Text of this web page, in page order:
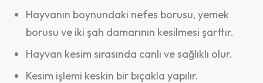
Hayvanın boynundaki nefes borusu, yemek
borusu ve iki şah damarının kesilmesi şarttır.
Hayvan kesim sırasında canlı ve sağlıklı olur.
Kesim işlemi keskin bir bıçakla yapılır.